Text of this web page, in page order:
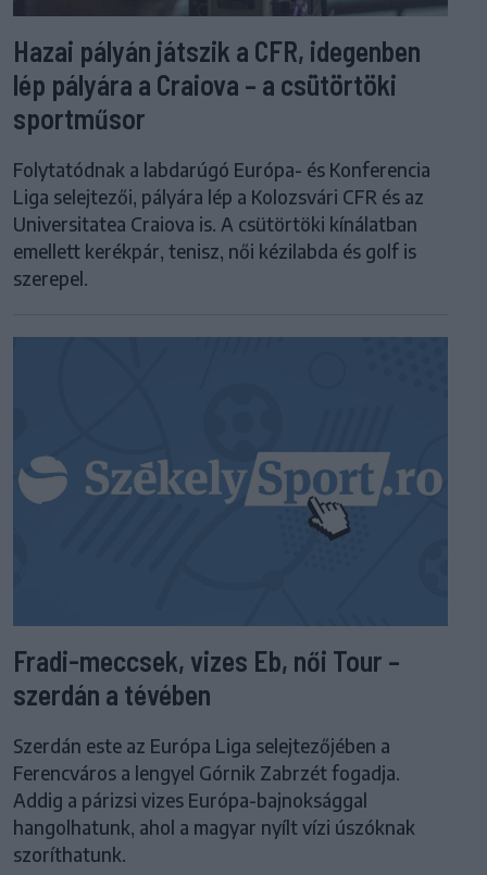
Hazai pályán játszik a CFR, idegenben
lép pályára a Craiova – a csütörtöki
sportműsor
Folytatódnak a labdarúgó Európa- és Konferencia
Liga selejtezői, pályára lép a Kolozsvári CFR és az
Universitatea Craiova is. A csütörtöki kínálatban
emellett kerékpár, tenisz, női kézilabda és golf is
szerepel.
Fradi-meccsek, vizes Eb, női Tour –
szerdán a tévében
Szerdán este az Európa Liga selejtezőjében a
Ferencváros a lengyel Górnik Zabrzét fogadja.
Addig a párizsi vizes Európa-bajnoksággal
hangolhatunk, ahol a magyar nyílt vízi úszóknak
szoríthatunk.